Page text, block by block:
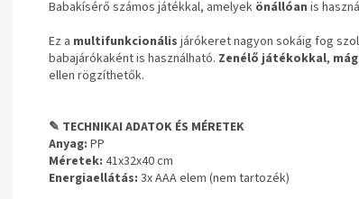
Babakísérő számos játékkal, amelyek önállóan is
Ez a multifunkcionális járókeret nagyon sokáig fog
babajárókaként is használható. Zenélő játékokkal,
ellen rögzíthetők.
✎ TECHNIKAI ADATOK ÉS MÉRETEK
Anyag: PP
Méretek: 41x32x40 cm
Energiaellátás: 3x AAA elem (nem tartozék)